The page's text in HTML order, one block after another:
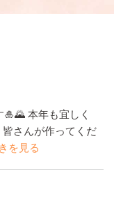
本年も宜しく
んが作ってくだ
を見る